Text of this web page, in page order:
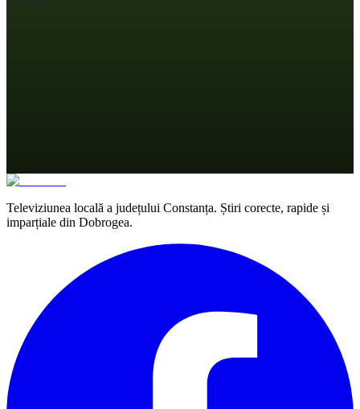
Televiziunea locală a județului Constanța. Știri corecte, rapide și
imparțiale din Dobrogea.